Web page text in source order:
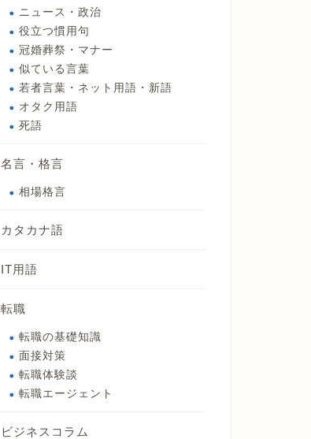
ニュース・政治
役立つ慣用句
冠婚葬祭・マナー
似ている言葉
若者言葉・ネット用語・新語
オタク用語
死語
名言・格言
相場格言
カタカナ語
IT用語
転職
転職の基礎知識
面接対策
転職体験談
転職エージェント
ビジネスコラム